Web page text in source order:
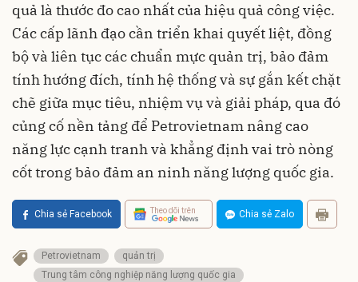
quả là thước đo cao nhất của hiệu quả công việc.
Các cấp lãnh đạo cần triển khai quyết liệt, đồng
bộ và liên tục các chuẩn mực quản trị, bảo đảm
tính hướng đích, tính hệ thống và sự gắn kết chặt
chẽ giữa mục tiêu, nhiệm vụ và giải pháp, qua đó
củng cố nền tảng để Petrovietnam nâng cao
năng lực cạnh tranh và khẳng định vai trò nòng
cốt trong bảo đảm an ninh năng lượng quốc gia.
Chia sẻ Facebook Theo dõi trên Chia sẻ Zalo
Petrovietnam
quản trị
Trung tâm công nghiệp năng lượng quốc gia